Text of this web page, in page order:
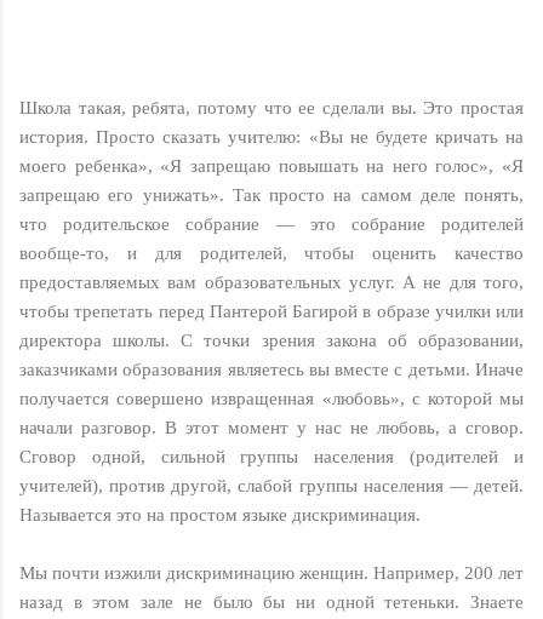
Школа такая, ребята, потому что ее сделали вы. Это простая
история. Просто сказать учителю: «Вы не будете кричать на
моего ребенка», «Я запрещаю повышать на него голос», «Я
запрещаю его унижать». Так просто на самом деле понять,
что родительское собрание — это собрание родителей
вообще-то, и для родителей, чтобы оценить качество
предоставляемых вам образовательных услуг. А не для того,
чтобы трепетать перед Пантерой Багирой в образе училки или
директора школы. С точки зрения закона об образовании,
заказчиками образования являетесь вы вместе с детьми. Иначе
получается совершено извращенная «любовь», с которой мы
начали разговор. В этот момент у нас не любовь, а сговор.
Сговор одной, сильной группы населения (родителей и
учителей), против другой, слабой группы населения — детей.
Называется это на простом языке дискриминация.
Мы почти изжили дискриминацию женщин. Например, 200 лет
назад в этом зале не было бы ни одной тетеньки. Знаете